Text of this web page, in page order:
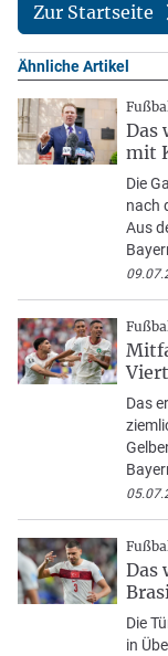
Zur Startseite
Ähnliche Artikel
Das
mit
Die
nach
Aus
Das
Das
Die
in